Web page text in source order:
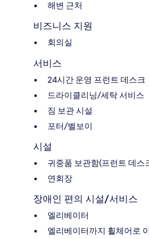
해변 근처
비즈니스 지원
회의실
서비스
24시간 운영 프런트 데스크
드라이클리닝/세탁 서비스
짐 보관 시설
포터/벨보이
시설
귀중품 보관함(프런트 데스
연회장
장애인 편의 시설/서비스
엘리베이터
엘리베이터까지 휠체어로